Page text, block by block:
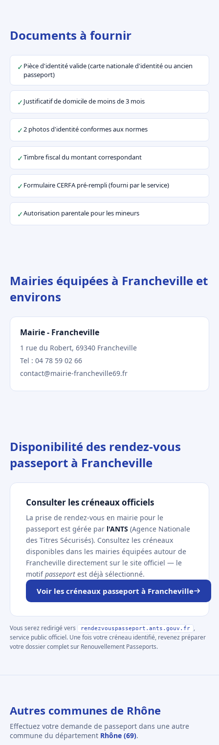
Documents à fournir
✓ Pièce d'identité valide (carte nationale d'identité ou ancien
passeport)
✓Justificatif de domicile de moins de 3 mois
✓2 photos d'identité conformes aux normes
✓Timbre fiscal du montant correspondant
✓ Formulaire CERFA pré-rempli (fourni par le service)
✓Autorisation parentale pour les mineurs
Mairies équipées à Francheville et
environs
Mairie - Francheville
1 rue du Robert, 69340 Francheville
Tel : 04 78 59 02 66
contact@mairie-francheville69.fr
Disponibilité des rendez-vous
passeport à Francheville
Consulter les créneaux officiels
La prise de rendez-vous en mairie pour le
passeport est gérée par l'ANTS (Agence Nationale
des Titres Sécurisés). Consultez les créneaux
disponibles dans les mairies équipées autour de
Francheville directement sur le site officiel — le
motifpasseport est déjà sélectionné.
Voir les créneaux passeport à Francheville
Vous serez redirigé vers rendezvouspasseport.ants.gouv.fr
,
service public officiel. Une fois votre créneau identifié, revenez préparer
votre dossier complet sur Renouvellement Passeports.
Autres communes de Rhône
Effectuez votre demande de passeport dans une autre
commune du département Rhône (69).